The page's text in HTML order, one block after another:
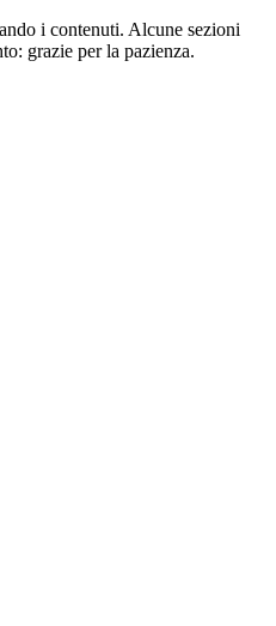
i contenuti. Alcune sezioni
grazie per la pazienza.